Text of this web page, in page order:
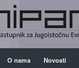
O nama Novosti